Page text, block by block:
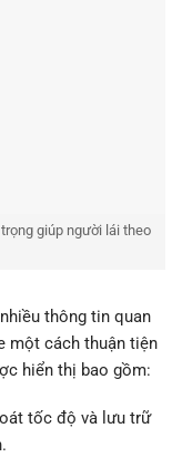
giúp người lái theo
thông tin quan
một cách thuận tiện
hiển thị bao gồm:
tốc độ và lưu trữ